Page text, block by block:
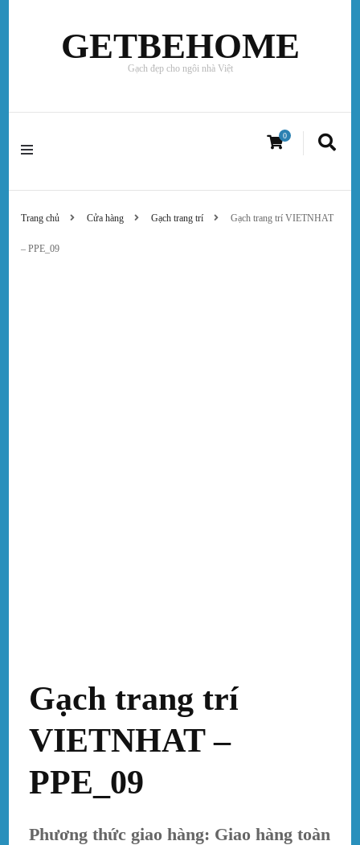
GETBEHOME
Gạch đẹp cho ngôi nhà Việt
0
Trang chủ Cửa hàng Gạch trang trí Gạch trang trí VIETNHAT
– PPE_09
Gạch trang trí
VIETNHAT –
PPE_09
Phương thức giao hàng: Giao hàng toàn